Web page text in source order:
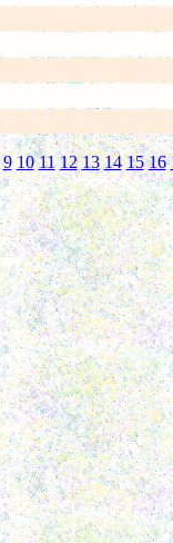
9 10 11 12 13 14 15 16